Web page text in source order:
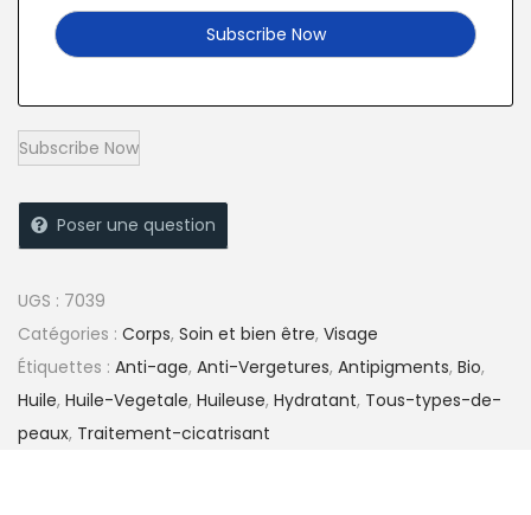
Poser une question
UGS : 7039
Catégories : Corps, Soin et bien être, Visage
Étiquettes : Anti-age, Anti-Vergetures, Antipigments, Bio,
Huile, Huile-Vegetale, Huileuse, Hydratant, Tous-types-de-
peaux, Traitement-cicatrisant